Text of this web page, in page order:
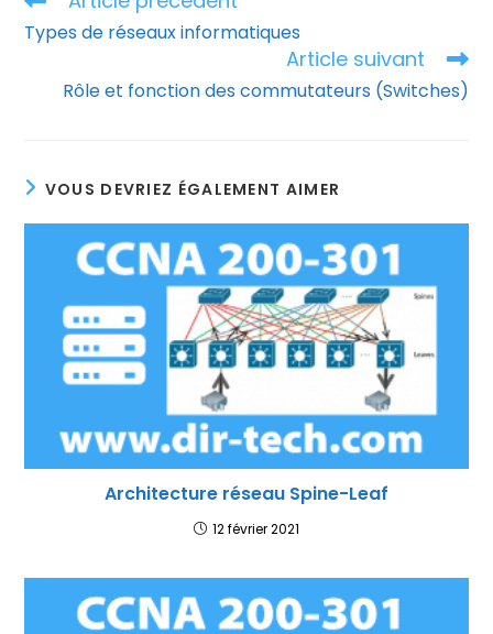
articles
Types de réseaux informatiques
Article suivant
Rôle et fonction des commutateurs (Switches)
VOUS DEVRIEZ ÉGALEMENT AIMER
Architecture réseau Spine-Leaf
12 février 2021